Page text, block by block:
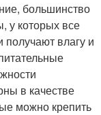
большинство
у которых все
влагу и
в качестве
можно крепить